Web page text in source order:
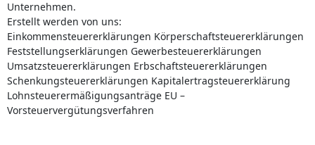
Unternehmen.
Erstellt werden von uns:
Einkommensteuererklärungen Körperschaftsteuererklärungen
Feststellungserklärungen Gewerbesteuererklärungen
Umsatzsteuererklärungen Erbschaftsteuererklärungen
Schenkungsteuererklärungen Kapitalertragsteuererklärung
Lohnsteuerermäßigungsanträge EU –
Vorsteuervergütungsverfahren